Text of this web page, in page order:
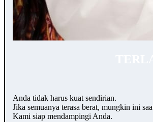
Anda tidak harus kuat sendirian.
Jika semuanya terasa berat, mungkin ini
Kami siap mendampingi Anda.